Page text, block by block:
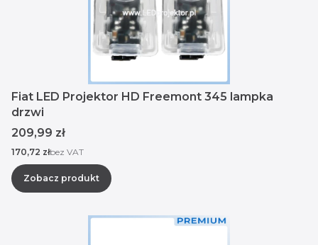
Fiat LED Projektor HD Freemont 345 lampka
drzwi
Cena
209,99 zł
Cena
170,72 złbez VAT
Zobacz produkt